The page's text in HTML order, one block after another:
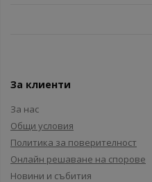
За клиенти
За нас
Общи условия
Политика за поверителност
Онлайн решаване на спорове
Новини и събития